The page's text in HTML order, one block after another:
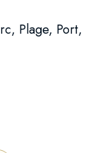
Plage, Port,